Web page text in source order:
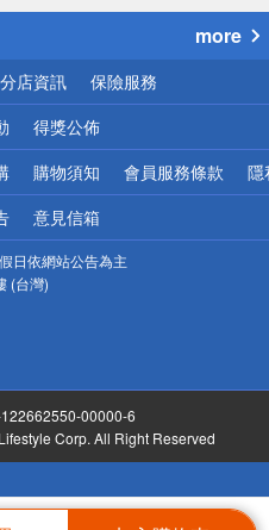
more
分店資訊 保險服務
得獎公佈
購物須知 會員服務條款 隱
意見信箱
日依網站公告為主
(台灣)
00000-6
Corp. All Right Reserved